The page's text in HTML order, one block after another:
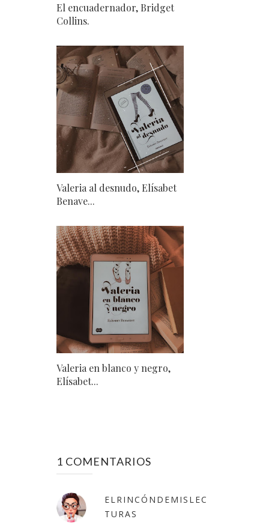
El encuadernador, Bridget
Collins.
Valeria al desnudo, Elísabet
Benave...
Valeria en blanco y negro,
Elísabet...
1 COMENTARIOS
ELRINCÓNDEMISLEC
TURAS